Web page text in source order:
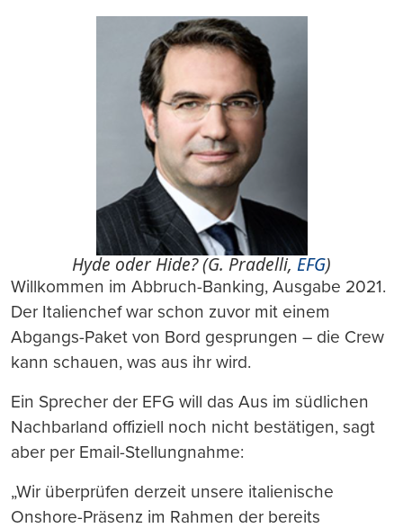
Hyde oder Hide? (G. Pradelli, EFG)
Willkommen im Abbruch-Banking, Ausgabe 2021.
Der Italienchef war schon zuvor mit einem
Abgangs-Paket von Bord gesprungen – die Crew
kann schauen, was aus ihr wird.
Ein Sprecher der EFG will das Aus im südlichen
Nachbarland offiziell noch nicht bestätigen, sagt
aber per Email-Stellungnahme:
„Wir überprüfen derzeit unsere italienische
Onshore-Präsenz im Rahmen der bereits